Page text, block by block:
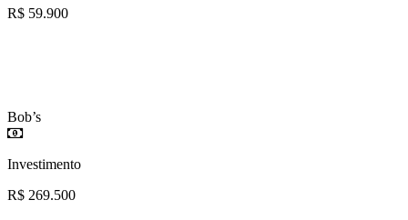
R$ 59.900
Bob’s
Investimento
R$ 269.500